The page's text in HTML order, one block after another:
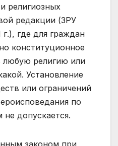
религиозных
редакции (ЗРУ
где для граждан
конституционное
любую религию или
Установление
или ограничений
по
допускается.
законом при